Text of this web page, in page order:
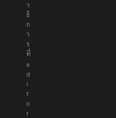
า
ธิ
ก
า
ร
ที่
e
d
i
t
o
r